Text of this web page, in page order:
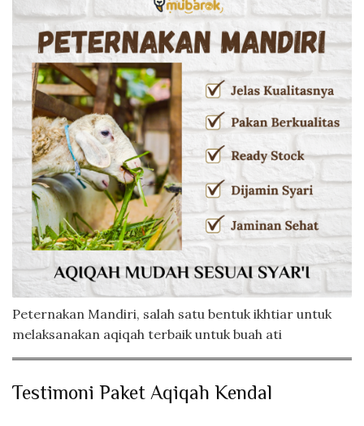
Peternakan Mandiri, salah satu bentuk ikhtiar untuk
melaksanakan aqiqah terbaik untuk buah ati
Testimoni Paket Aqiqah Kendal